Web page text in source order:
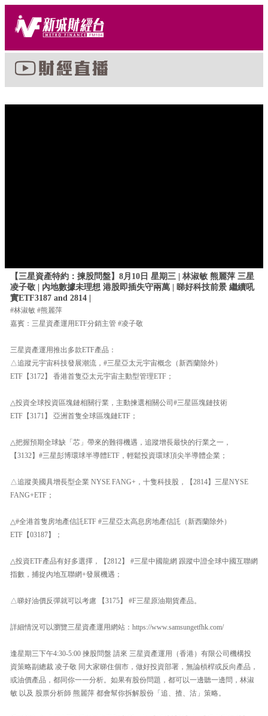
【三星資產特約：揀股問盤】8月10日 星期三 | 林淑敏 熊麗萍 三星
凌子敬 | 內地數據未理想 港股即插失守兩萬 | 睇好科技前景 繼續吼
實ETF3187 and 2814 |
#林淑敏 #熊麗萍
嘉賓：三星資產運用ETF分銷主管 #凌子敬
三星資產運用推出多款ETF產品：
△追蹤元宇宙科技發展潮流，#三星亞太元宇宙概念（新西蘭除外）
ETF【3172】 香港首隻亞太元宇宙主動型管理ETF；
△投資全球投資區塊鏈相關行業，主動揀選相關公司#三星區塊鏈技術
ETF【3171】 亞洲首隻全球區塊鏈ETF；
△把握預期全球缺「芯」帶來的難得機遇，追蹤增長最快的行業之一，
【3132】#三星彭博環球半導體ETF，輕鬆投資環球頂尖半導體企業；
△追蹤美國具增長型企業 NYSE FANG+，十隻科技股，【2814】三星NYSE
FANG+ETF；
△#全港首隻房地產信託ETF #三星亞太高息房地產信託（新西蘭除外）
ETF【03187】；
△投資ETF產品有好多選擇，【2812】 #三星中國龍網 跟蹤中證全球中國互聯網
指數，捕捉內地互聯網+發展機遇；
△睇好油價反彈就可以考慮 【3175】 #F三星原油期貨產品。
詳細情況可以瀏覽三星資產運用網站：https://www.samsungetfhk.com/
逢星期三下午4:30-5:00 揀股問盤 請來 三星資產運用（香港）有限公司機構投
資策略副總裁 凌子敬 同大家睇住個市，做好投資部署，無論槓桿或反向產品，
或油價產品，都同你一一分析。如果有股份問題，都可以一邊聽一邊問，林淑
敏 以及 股票分析師 熊麗萍 都會幫你拆解股份「追、揸、沽」策略。